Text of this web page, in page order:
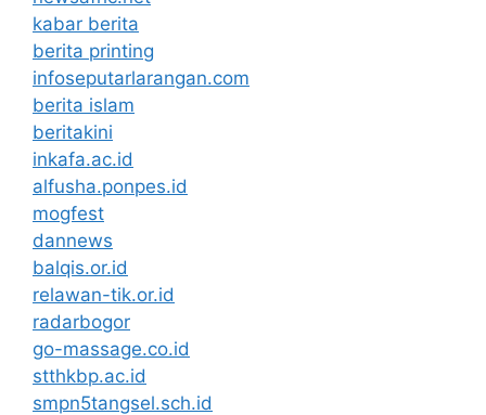
kabar berita
berita printing
infoseputarlarangan.com
berita islam
beritakini
inkafa.ac.id
alfusha.ponpes.id
mogfest
dannews
balqis.or.id
relawan-tik.or.id
radarbogor
go-massage.co.id
stthkbp.ac.id
smpn5tangsel.sch.id